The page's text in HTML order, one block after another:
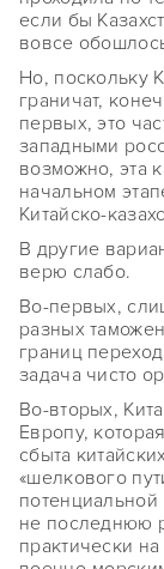
если бы
вовсе
Но, поскольку
граничат,
первых, это
западными
возможно, эта
начальном
Китайско-
В другие
верю слабо.
Во-первых,
разных
границ
задача чисто
Во-вторых,
Европу,
сбыта
«шелкового
не последнюю
практически